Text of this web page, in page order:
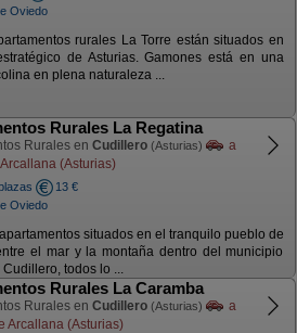
Oviedo
rurales La Torre están situados en
de Asturias. Gamones está en una
en plena naturaleza ...
Rurales La Regatina
Rurales en Cudillero (Asturias)
a
(Asturias)
13 €
Oviedo
situados en el tranquilo pueblo de
el mar y la montaña dentro del municipio
todos lo ...
Rurales La Caramba
Rurales en Cudillero (Asturias)
a
Arcallana (Asturias)